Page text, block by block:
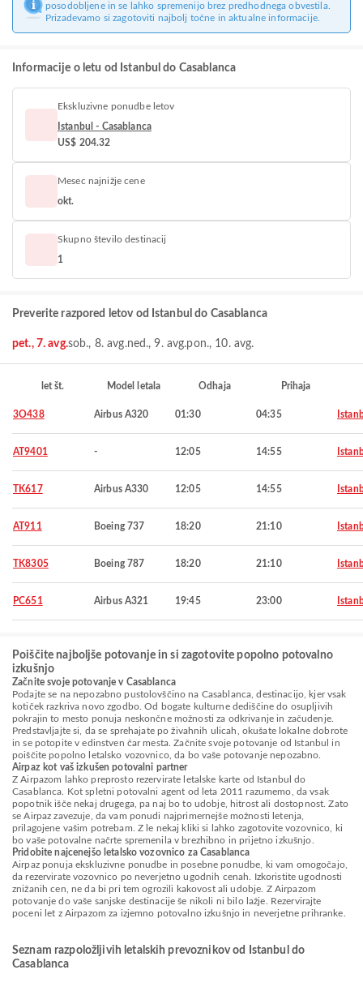
posodobljene in se lahko spremenijo brez predhodnega obvestila.
Prizadevamo si zagotoviti najbolj točne in aktualne informacije.
Informacije o letu od Istanbul do Casablanca
Ekskluzivne ponudbe letov
Istanbul - Casablanca
US$ 204.32
Mesec najnižje cene
okt.
Skupno število destinacij
1
Preverite razpored letov od Istanbul do Casablanca
pet., 7. avg.sob., 8. avg.ned., 9. avg.pon., 10. avg.
let št. Model letala Odhaja Prihaja
3O438 Airbus A320 01:30 04:35
AT9401 - 12:05 14:55
TK617 Airbus A330 12:05 14:55
AT911 Boeing 737 18:20 21:10
TK8305 Boeing 787 18:20 21:10
PC651 Airbus A321 19:45 23:00
Poiščite najboljše potovanje in si zagotovite popolno potovalno
izkušnjo
Začnite svoje potovanje v Casablanca
Podajte se na nepozabno pustolovščino na Casablanca, destinacijo, kjer vsak
kotiček razkriva novo zgodbo. Od bogate kulturne dediščine do osupljivih
pokrajin to mesto ponuja neskončne možnosti za odkrivanje in začudenje.
Predstavljajte si, da se sprehajate po živahnih ulicah, okušate lokalne dobrote
in se potopite v edinstven čar mesta. Začnite svoje potovanje od Istanbul in
poiščite popolno letalsko vozovnico, da bo vaše potovanje nepozabno.
Airpaz kot vaš izkušen potovalni partner
Z Airpazom lahko preprosto rezervirate letalske karte od Istanbul do
Casablanca. Kot spletni potovalni agent od leta 2011 razumemo, da vsak
popotnik išče nekaj drugega, pa naj bo to udobje, hitrost ali dostopnost. Zato
se Airpaz zavezuje, da vam ponudi najprimernejše možnosti letenja,
prilagojene vašim potrebam. Z le nekaj kliki si lahko zagotovite vozovnico, ki
bo vaše potovalne načrte spremenila v brezhibno in prijetno izkušnjo.
Pridobite najcenejšo letalsko vozovnico za Casablanca
Airpaz ponuja ekskluzivne ponudbe in posebne ponudbe, ki vam omogočajo,
da rezervirate vozovnico po neverjetno ugodnih cenah. Izkoristite ugodnosti
znižanih cen, ne da bi pri tem ogrozili kakovost ali udobje. Z Airpazom
potovanje do vaše sanjske destinacije še nikoli ni bilo lažje. Rezervirajte
poceni let z Airpazom za izjemno potovalno izkušnjo in neverjetne prihranke.
Seznam razpoložljivih letalskih prevoznikov od Istanbul do
Casablanca